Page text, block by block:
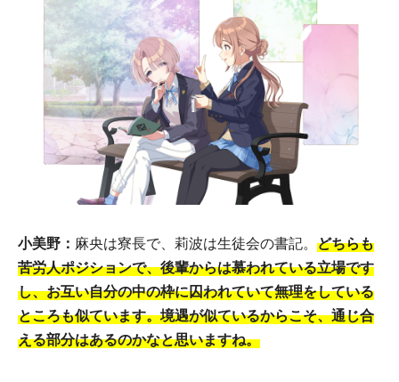
小美野： 麻央は寮長で、莉波は生徒会の書記。 どちらも
苦労人ポジションで、後輩からは慕われている立場です
し、お互い自分の中の枠に囚われていて無理をしている
ところも似ています。境遇が似ているからこそ、通じ合
える部分はあるのかなと思いますね。